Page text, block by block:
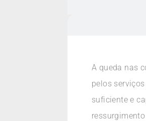
A queda nas
pelos
suficiente e